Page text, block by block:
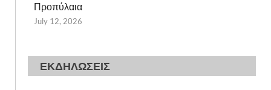
Προπύλαια
July 12, 2026
ΕΚΔΗΛΩΣΕΙΣ